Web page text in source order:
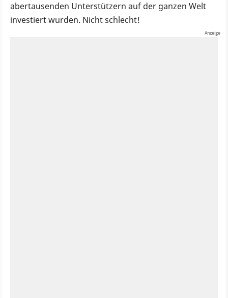
abertausenden Unterstützern auf der ganzen Welt
investiert wurden. Nicht schlecht!